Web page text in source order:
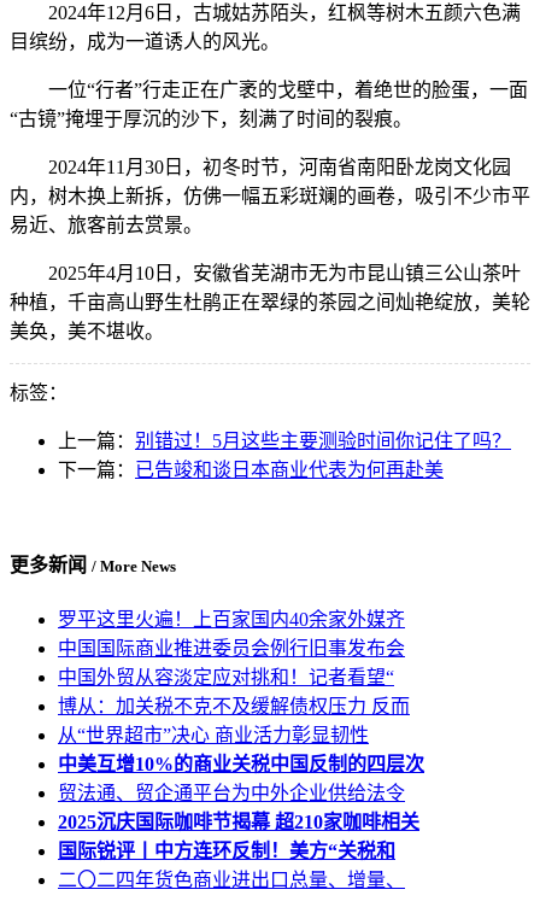
2024年12月6日，古城姑苏陌头，红枫等树木五颜六色满
目缤纷，成为一道诱人的风光。
一位“行者”行走正在广袤的戈壁中，着绝世的脸蛋，一面
“古镜”掩埋于厚沉的沙下，刻满了时间的裂痕。
2024年11月30日，初冬时节，河南省南阳卧龙岗文化园
内，树木换上新拆，仿佛一幅五彩斑斓的画卷，吸引不少市平
易近、旅客前去赏景。
2025年4月10日，安徽省芜湖市无为市昆山镇三公山茶叶
种植，千亩高山野生杜鹃正在翠绿的茶园之间灿艳绽放，美轮
美奂，美不堪收。
标签：
上一篇： 别错过！5月这些主要测验时间你记住了吗？
下一篇： 已告竣和谈日本商业代表为何再赴美
更多新闻 / More News
罗平这里火遍！上百家国内40余家外媒齐
中国国际商业推进委员会例行旧事发布会
中国外贸从容淡定应对挑和！记者看望“
博从：加关税不克不及缓解债权压力 反而
从“世界超市”决心 商业活力彰显韧性
中美互增10%的商业关税中国反制的四层次
贸法通、贸企通平台为中外企业供给法令
2025沉庆国际咖啡节揭幕 超210家咖啡相关
国际锐评丨中方连环反制！美方“关税和
二〇二四年货色商业进出口总量、增量、